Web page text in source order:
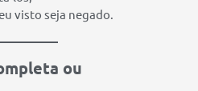
visto seja negado.
ou